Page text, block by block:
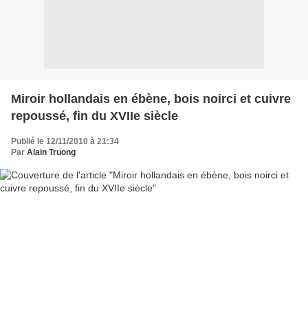
Miroir hollandais en ébène, bois noirci et cuivre
repoussé, fin du XVIIe siècle
Publié le 12/11/2010 à 21:34
Par Alain Truong